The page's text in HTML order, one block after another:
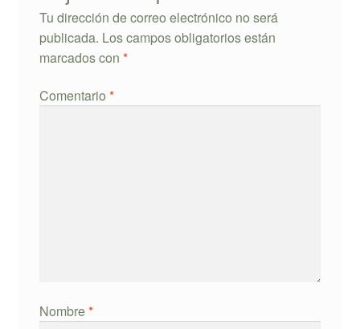
Tu dirección de correo electrónico no será
publicada. Los campos obligatorios están
marcados con *
Comentario *
Nombre*